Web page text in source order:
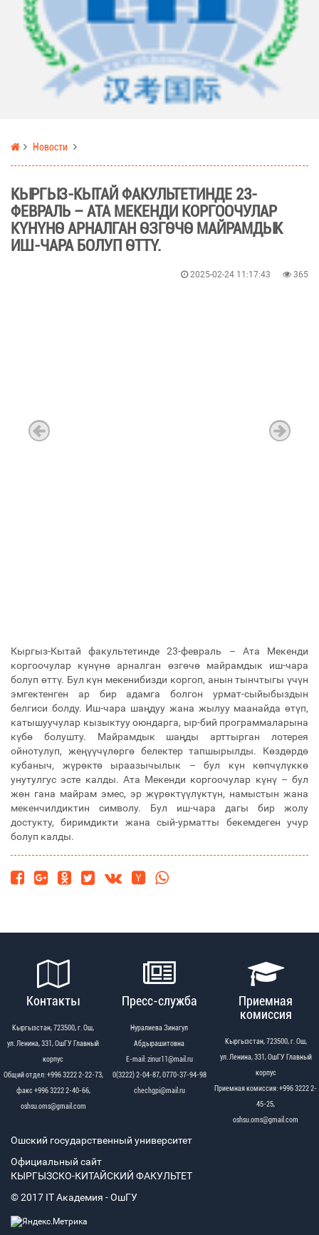
Новости
КЫРГЫЗ-КЫТАЙ ФАКУЛЬТЕТИНДЕ 23-
ФЕВРАЛЬ – АТА МЕКЕНДИ КОРГООЧУЛАР
КҮНҮНӨ АРНАЛГАН ӨЗГӨЧӨ МАЙРАМДЫК
ИШ-ЧАРА БОЛУП ӨТТҮ.
2025-02-24 11:17:43 365
Кыргыз-Кытай факультетинде 23-февраль – Ата Мекенди
коргоочулар күнүнө арналган өзгөчө майрамдык иш-чара
болуп өттү. Бул күн мекенибизди коргоп, анын тынчтыгы үчүн
эмгектенген ар бир адамга болгон урмат-сыйыбыздын
белгиси болду. Иш-чара шаңдуу жана жылуу маанайда өтүп,
катышуучулар кызыктуу оюндарга, ыр-бий программаларына
күбө болушту. Майрамдык шаңды арттырган лотерея
ойнотулуп, жеңүүчүлөргө белектер тапшырылды. Көздөрдө
кубаныч, жүрөктө ыраазычылык – бул күн көпчүлүккө
унутулгус эсте калды. Ата Мекенди коргоочулар күнү – бул
жөн гана майрам эмес, эр жүрөктүүлүктүн, намыстын жана
мекенчилдиктин символу. Бул иш-чара дагы бир жолу
достукту, биримдикти жана сый-урматты бекемдеген учур
болуп калды.
Контакты
Кыргызстан, 723500, г. Ош,
ул. Ленина, 331, ОшГУ Главный
корпус
Общий отдел: +996 3222 2-22-73,
факс +996 3222 2-40-66,
oshsu.oms@gmail.com
Пресс-служба
Нуралиева Зинагул
Абдырашитовна
Е-mail: zinur11@mail.ru
0(3222) 2-04-87, 0770-37-94-98
chechgpi@mail.ru
Приемная
комиссия
Кыргызстан, 723500, г. Ош,
ул. Ленина, 331, ОшГУ Главный
корпус
Приемная комиссия: +996 3222 2-
45-25,
oshsu.oms@gmail.com
Ошский государственный университет
Официальный сайт
КЫРГЫЗСКО-КИТАЙСКИЙ ФАКУЛЬТЕТ
© 2017 IT Академия - OшГУ